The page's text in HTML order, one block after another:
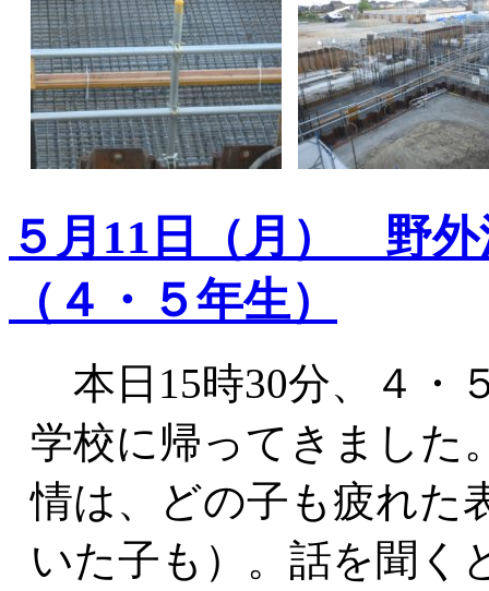
５月11日（月） 野
（４・５年生）
本日15時30分、４・
学校に帰ってきました
情は、どの子も疲れた
いた子も）。話を聞く